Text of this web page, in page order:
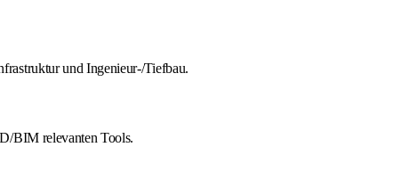
und Ingenieur-/Tiefbau.
BIM relevanten Tools.